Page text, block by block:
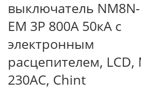
выключатель
EM 3P 800А 50кА с
электронным
расцепителем,
230AC, Chint